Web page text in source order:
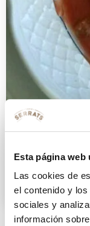
Esta página web
Las cookies de
el contenido y
sociales y
información
Ensalada
melocoton
4 OCTUBRE